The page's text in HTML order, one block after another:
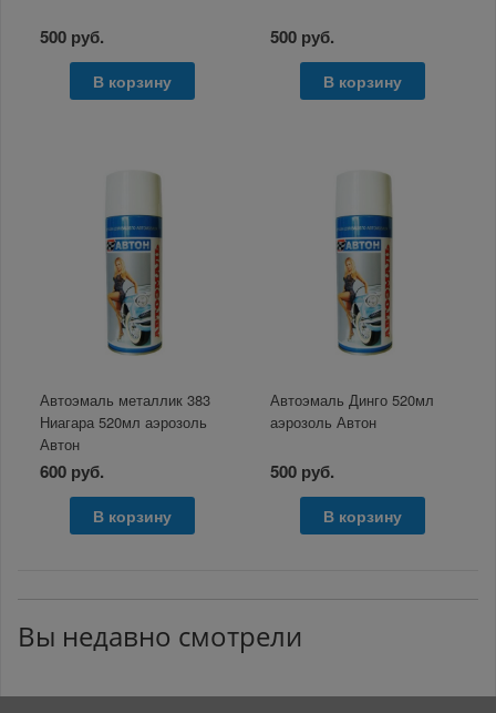
500 руб.
В корзину
500 руб.
В корзину
Автоэмаль металлик 383
Ниагара 520мл аэрозоль
Автон
600 руб.
В корзину
Автоэмаль Динго 520мл
аэрозоль Автон
500 руб.
В корзину
Вы недавно смотрели